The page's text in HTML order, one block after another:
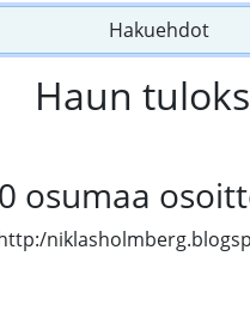
Hakuehdot
Haun
0 osumaa